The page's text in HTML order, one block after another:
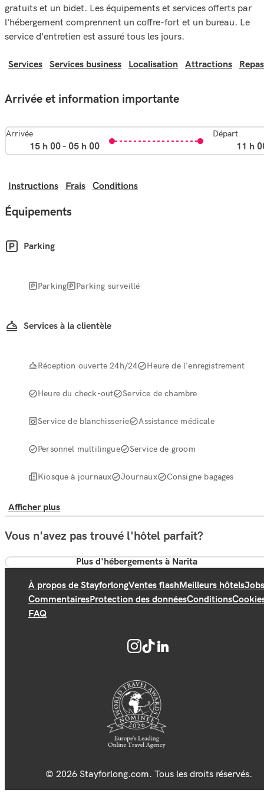
gratuits et un bidet. Les équipements et services offerts par
l'hébergement comprennent un coffre-fort et un bureau. Le
service d'entretien est assuré tous les jours.
Services Services business Localisation Attractions Repas
Arrivée et information importante
Arrivée
15 h 00 - 05 h 00
Départ
11 h
Instructions Frais Conditions
Équipements
Parking
Parking Parking surveillé
Services à la clientèle
Réception ouverte 24h/24 Heure de l'enregistrement
Heure du check-out Service de chambre
Service de blanchisserie Assistance médicale
Personnel multilingue Service de groom
Kiosque à journaux Journaux Consigne bagages
Afficher plus
Vous n'avez pas trouvé l'hôtel parfait?
Plus d'hébergements à Narita
À propos de StayforlongVentes flashMeilleurs hôtelsJobs
CommentairesProtection des donnéesConditions
FAQ
© 2026 Stayforlong.com. Tous les droits réservés.